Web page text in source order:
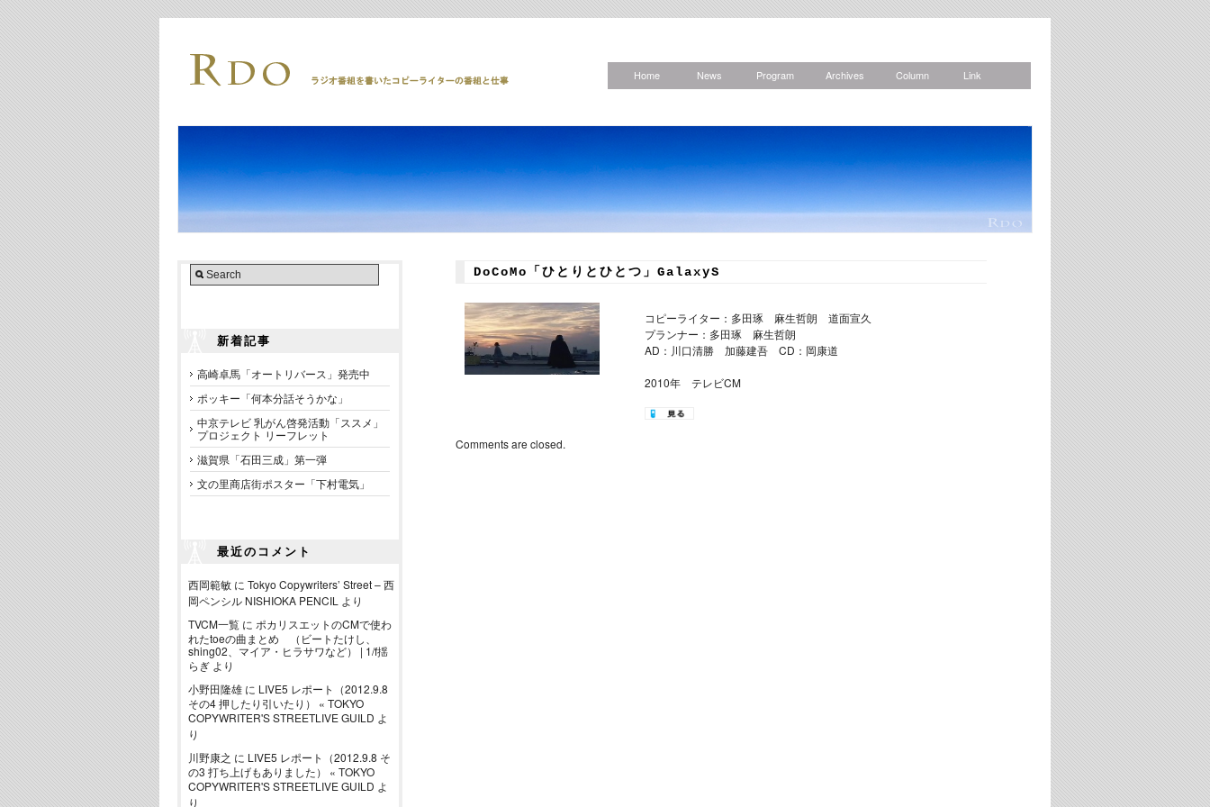
Home News Program Archives Column Link
新着記事
高崎卓馬「オートリバース」発売中
ポッキー「何本分話そうかな」
中京テレビ 乳がん啓発活動「ススメ」
プロジェクト リーフレット
滋賀県「石田三成」第一弾
文の里商店街ポスター「下村電気」
最近のコメント
西岡範敏 に Tokyo Copywriters’ Street – 西
岡ペンシル NISHIOKA PENCIL より
TVCM一覧 に ポカリスエットのCMで使わ
れたtoeの曲まとめ （ビートたけし、
shing02、マイア・ヒラサワなど） | 1/f揺
らぎ より
小野田隆雄 に LIVE5 レポート（2012.9.8
その4 押したり引いたり） « TOKYO
COPYWRITER'S STREETLIVE GUILD よ
り
川野康之 に LIVE5 レポート（2012.9.8 そ
の3 打ち上げもありました） « TOKYO
COPYWRITER'S STREETLIVE GUILD よ
り
DoCoMo「ひとりとひとつ」GalaxyS
コピーライター：多田琢 麻生哲朗 道面宣久
プランナー：多田琢 麻生哲朗
AD：川口清勝 加藤建吾 CD：岡康道
2010年 テレビCM
Comments are closed.